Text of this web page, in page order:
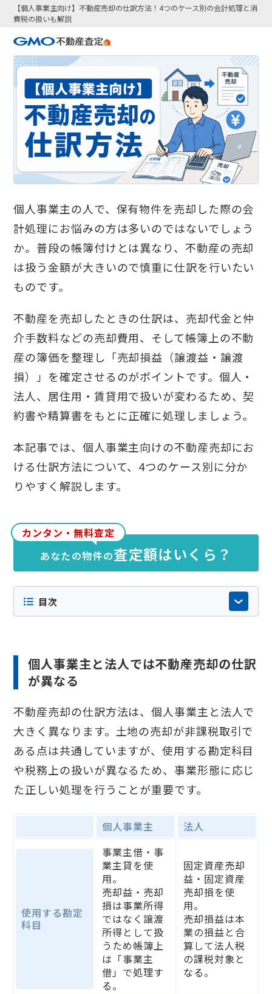
【個人事業主向け】不動産売却の仕訳方法！4つのケース別の会計処理と消
費税の扱いも解説
個人事業主の人で、保有物件を売却した際の会
計処理にお悩みの方は多いのではないでしょう
か。普段の帳簿付けとは異なり、不動産の売却
は扱う金額が大きいので慎重に仕訳を行いたい
ものです。
不動産を売却したときの仕訳は、売却代金と仲
介手数料などの売却費用、そして帳簿上の不動
産の簿価を整理し「売却損益（譲渡益・譲渡
損）」を確定させるのがポイントです。個人・
法人、居住用・賃貸用で扱いが変わるため、契
約書や精算書をもとに正確に処理しましょう。
本記事では、個人事業主向けの不動産売却にお
ける仕訳方法について、4つのケース別に分か
りやすく解説します。
カンタン・無料査定
あなたの物件の査定額はいくら？
目次
個人事業主と法人では不動産売却の仕訳
が異なる
不動産売却の仕訳方法は、個人事業主と法人で
大きく異なります。土地の売却が非課税取引で
ある点は共通していますが、使用する勘定科目
や税務上の扱いが異なるため、事業形態に応じ
た正しい処理を行うことが重要です。
個人事業主 法人
使用する勘定
科目
事業主借・事
業主貸を使
用。
売却益・売却
損は事業所得
ではなく譲渡
所得として扱
うため帳簿上
は「事業主
借」で処理す
る。
固定資産売却
益・固定資産
売却損を使
用。
売却損益は本
業の損益と合
算して法人税
の課税対象と
なる。